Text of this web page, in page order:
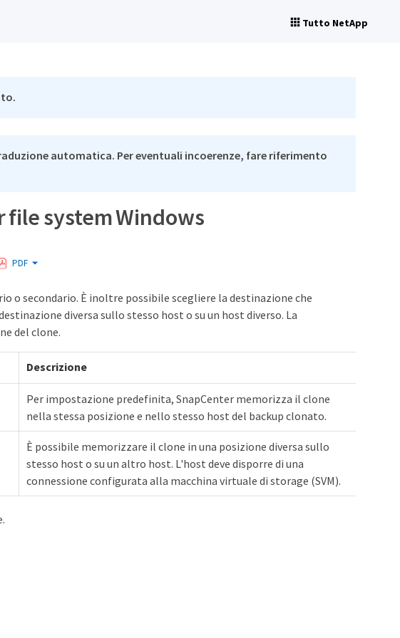
Tutto NetApp
automatica. Per eventuali incoerenze, fare riferimento
file system Windows
PDF
o secondario. È inoltre possibile scegliere la destinazione che
diversa sullo stesso host o su un host diverso. La
del clone.
Descrizione
Per impostazione predefinita, SnapCenter memorizza il clone
nella stessa posizione e nello stesso host del backup clonato.
È possibile memorizzare il clone in una posizione diversa sullo
stesso host o su un altro host. L'host deve disporre di una
connessione configurata alla macchina virtuale di storage (SVM).